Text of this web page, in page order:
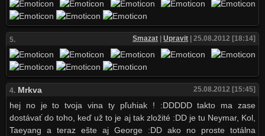
5. Smazat |Upravit | 25.08.2012 [18:14]
4.Mrkva 25.08.2012 [15:45]
hej no je to tvoja vina ty pľuhiak ! :DDDDD takto ma zase
dostávať do toho, keď už to je aj tak zložité :DD je tu Neymar, Kol,
Taeyang a teraz ešte aj George :DD ako no proste totálna